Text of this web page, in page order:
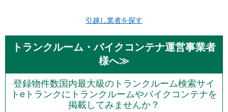
引越し業者を探す
トランクルーム・バイクコンテナ運営事業者
様へ≫
登録物件数国内最大級のトランクルーム検索サイ
トeトランクにトランクルームやバイクコンテナを
掲載してみませんか？